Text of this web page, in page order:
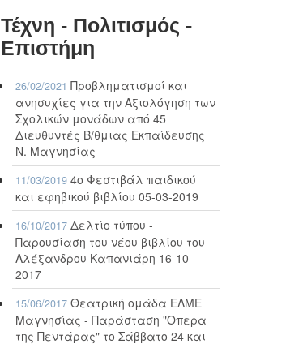
Τέχνη - Πολιτισμός -
Επιστήμη
26/02/2021 Προβληματισμοί και
ανησυχίες για την Αξιολόγηση των
Σχολικών μονάδων από 45
Διευθυντές Β/θμιας Εκπαίδευσης
Ν. Μαγνησίας
11/03/2019 4ο Φεστιβάλ παιδικού
και εφηβικού βιβλίου 05-03-2019
16/10/2017 Δελτίο τύπου -
Παρουσίαση του νέου βιβλίου του
Αλέξανδρου Καπανιάρη 16-10-
2017
15/06/2017 Θεατρική ομάδα ΕΛΜΕ
Μαγνησίας - Παράσταση "Όπερα
της Πεντάρας" το Σάββατο 24 και